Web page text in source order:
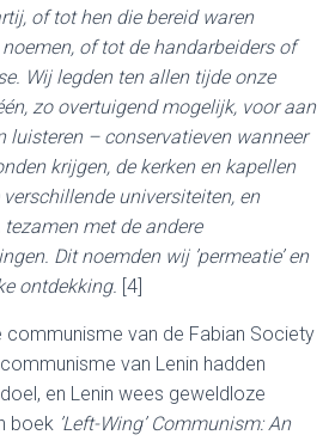
of tot hen die bereid waren
of tot de handarbeiders of
Wij legden ten allen tijde onze
zo overtuigend mogelijk, voor aan
luisteren – conservatieven wanneer
krijgen, de kerken en kapellen
universiteiten, en
met de andere
Dit noemden wij ’permeatie’ en
ontdekking. [4]
van de Fabian Society
van Lenin hadden
en Lenin wees geweldloze
boek ’Left-Wing’ Communism: An